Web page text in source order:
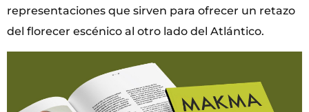
representaciones que sirven para ofrecer un retazo
del florecer escénico al otro lado del Atlántico.